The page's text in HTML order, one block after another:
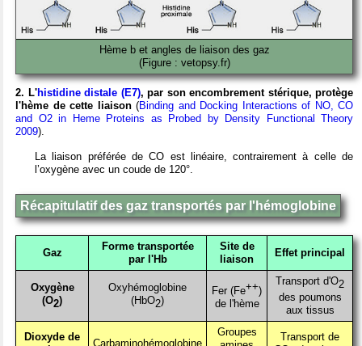
Hème b et angles de liaison des gaz
(Figure : vetopsy.fr)
2. L'histidine distale (E7), par son encombrement stérique, protège
l'hème de cette liaison (Binding and Docking Interactions of NO, CO
and O2 in Heme Proteins as Probed by Density Functional Theory
2009).
La liaison préférée de CO est linéaire, contrairement à celle de
l’oxygène avec un coude de 120°.
Récapitulatif des gaz transportés par l'hémoglobine
Gaz
Forme transportée
par l'Hb
Site de
liaison
Effet principal
Oxygène
(O2)
Oxyhémoglobine
(HbO2)
Fer (Fe++)
de l'hème
Transport d'O2
des poumons
aux tissus
Dioxyde de
Carbaminohémoglobine
Groupes
Transport de